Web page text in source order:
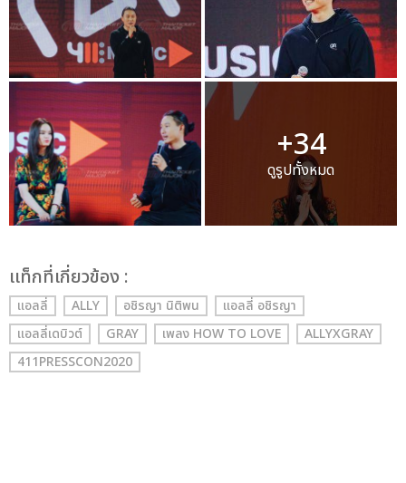
+34
ดูรูปทั้งหมด
เเท็กที่เกี่ยวข้อง :
แอลลี่ ALLY อชิรญา นิติพน
แอลลี่ อชิรญา
แอลลี่เดบิวต์
GRAY เพลง HOW TO LOVE
ALLYXGRAY
411PRESSCON2020